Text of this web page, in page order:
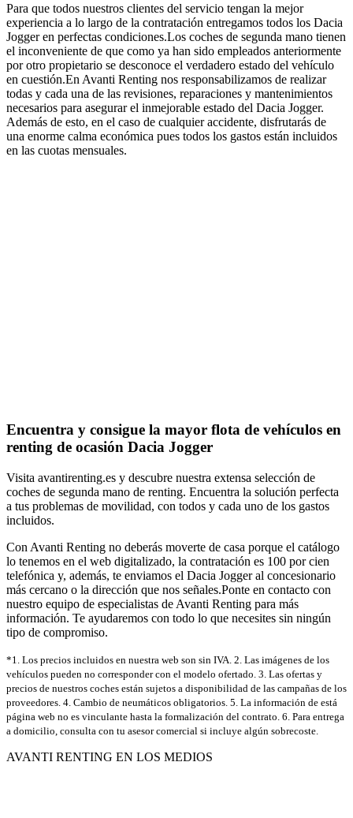
Para que todos nuestros clientes del servicio tengan la mejor
experiencia a lo largo de la contratación entregamos todos los Dacia
Jogger en perfectas condiciones.Los coches de segunda mano tienen
el inconveniente de que como ya han sido empleados anteriormente
por otro propietario se desconoce el verdadero estado del vehículo
en cuestión.En Avanti Renting nos responsabilizamos de realizar
todas y cada una de las revisiones, reparaciones y mantenimientos
necesarios para asegurar el inmejorable estado del Dacia Jogger.
Además de esto, en el caso de cualquier accidente, disfrutarás de
una enorme calma económica pues todos los gastos están incluidos
en las cuotas mensuales.
Encuentra y consigue la mayor flota de vehículos en
renting de ocasión Dacia Jogger
Visita avantirenting.es y descubre nuestra extensa selección de
coches de segunda mano de renting. Encuentra la solución perfecta
a tus problemas de movilidad, con todos y cada uno de los gastos
incluidos.
Con Avanti Renting no deberás moverte de casa porque el catálogo
lo tenemos en el web digitalizado, la contratación es 100 por cien
telefónica y, además, te enviamos el Dacia Jogger al concesionario
más cercano o la dirección que nos señales.Ponte en contacto con
nuestro equipo de especialistas de Avanti Renting para más
información. Te ayudaremos con todo lo que necesites sin ningún
tipo de compromiso.
*1. Los precios incluidos en nuestra web son sin IVA. 2. Las imágenes de los
vehículos pueden no corresponder con el modelo ofertado. 3. Las ofertas y
precios de nuestros coches están sujetos a disponibilidad de las campañas de los
proveedores. 4. Cambio de neumáticos obligatorios. 5. La información de está
página web no es vinculante hasta la formalización del contrato. 6. Para entrega
a domicilio, consulta con tu asesor comercial si incluye algún sobrecoste.
AVANTI RENTING EN LOS MEDIOS